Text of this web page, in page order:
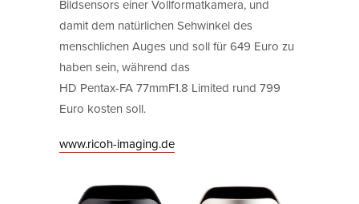
Bildsensors einer Vollformatkamera, und
damit dem natürlichen Sehwinkel des
menschlichen Auges und soll für 649 Euro zu
haben sein, während das
HD Pentax-FA 77mmF1.8 Limited rund 799
Euro kosten soll.
www.ricoh-imaging.de